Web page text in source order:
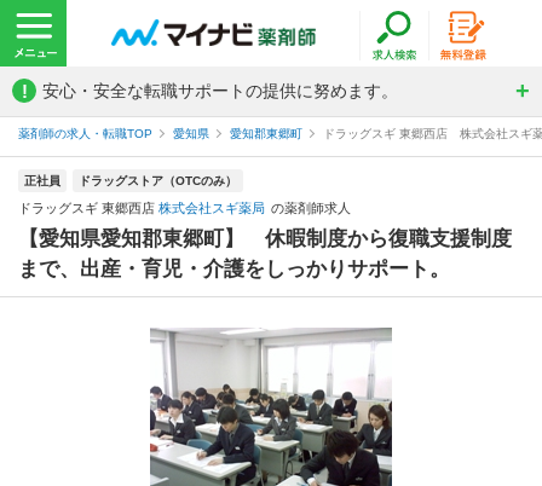
! 安心・安全な転職サポートの提供に努めます。
薬剤師の求人・転職TOP 愛知県 愛知郡東郷町 ドラッグスギ 東郷西店 株式会社スギ
正社員 ドラッグストア（OTCのみ）
ドラッグスギ 東郷西店 株式会社スギ薬局 の薬剤師求人
【愛知県愛知郡東郷町】 休暇制度から復職支援制度
まで、出産・育児・介護をしっかりサポート。